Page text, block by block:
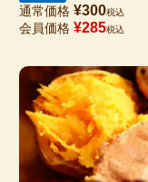
通常価格 ¥300税込
会員価格 ¥285税込